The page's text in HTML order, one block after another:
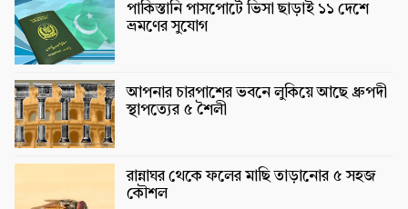
পাকিস্তানি পাসপোর্টে ভিসা ছাড়াই ১১ দেশে
ভ্রমণের সুযোগ
আপনার চারপাশের ভবনে লুকিয়ে আছে ধ্রুপদী
স্থাপত্যের ৫ শৈলী
রান্নাঘর থেকে ফলের মাছি তাড়ানোর ৫ সহজ
কৌশল